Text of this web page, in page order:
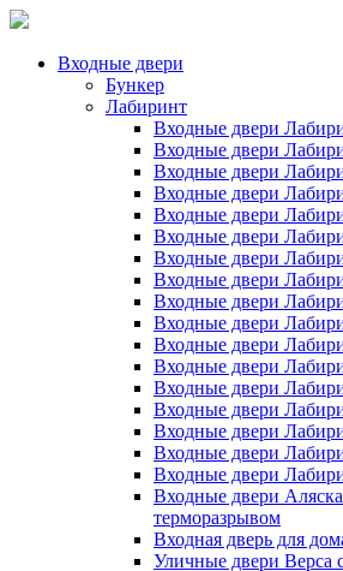
Входные двери
Бункер
Лабиринт
Входные двери
Входные двери
Входные двери
Входные двери
Входные двери
Входные двери
Входные двери
Входные двери
Входные двери
Входные двери
Входные двери
Входные двери
Входные двери
Входные двери
Входные двери
Входные двери
Входные двери
Входные двери
терморазрывом
Входная дверь для
Уличные двери Верса